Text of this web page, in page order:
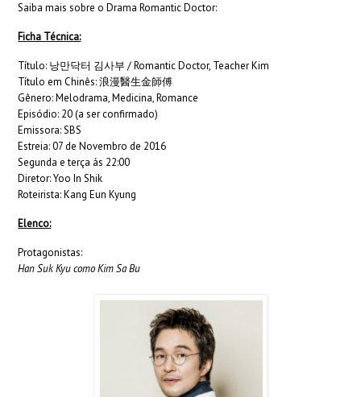
Saiba mais sobre o Drama Romantic Doctor:
Ficha Técnica:
Título: 낭만닥터 김사부 / Romantic Doctor, Teacher Kim
Título em Chinês: 浪漫醫生金師傅
Gênero: Melodrama, Medicina, Romance
Episódio: 20 (a ser confirmado)
Emissora: SBS
Estreia: 07 de Novembro de 2016
Segunda e terça ás 22:00
Diretor: Yoo In Shik
Roteirista: Kang Eun Kyung
Elenco:
Protagonistas:
Han Suk Kyu como Kim Sa Bu